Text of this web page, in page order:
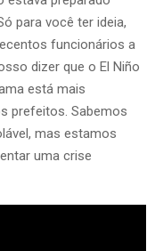
para você ter ideia,
funcionários a
dizer que o El Niño
está mais
prefeitos. Sabemos
mas estamos
uma crise